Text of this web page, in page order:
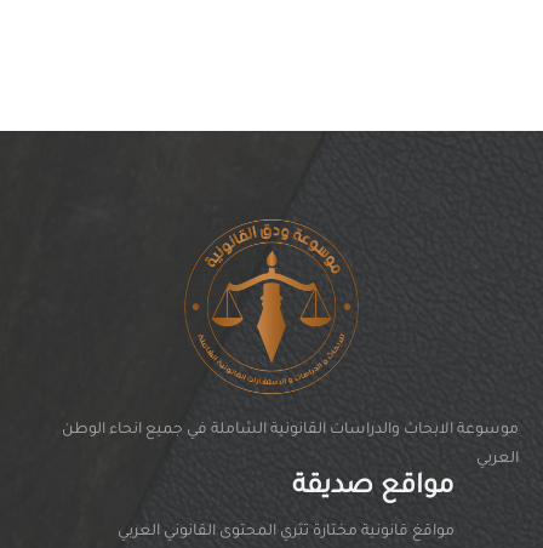
موسوعة الابحاث والدراسات القانونية الشاملة في جميع انحاء الوطن
العربي
مواقع صديقة
مواقغ قانونية مختارة تثري المحتوى القانوني العربي